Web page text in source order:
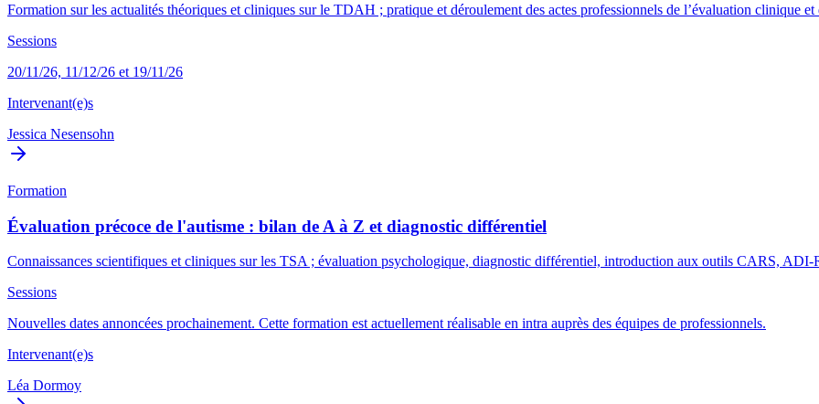
Formation sur les actualités théoriques et cliniques sur le TDAH ; pratique et déroulement des actes professionnels de l’évaluation clinique et
Sessions
20/11/26, 11/12/26 et 19/11/26
Intervenant(e)s
Jessica Nesensohn
Formation
Évaluation précoce de l'autisme : bilan de A à Z et diagnostic différentiel
Connaissances scientifiques et cliniques sur les TSA ; évaluation psychologique, diagnostic différentiel, introduction aux outils CARS,
Sessions
Nouvelles dates annoncées prochainement. Cette formation est actuellement réalisable en intra auprès des équipes de professionnels.
Intervenant(e)s
Léa Dormoy